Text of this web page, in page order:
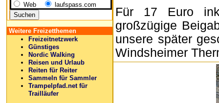
Web laufspass.com
Weitere Freizetthemen
Freizeitnetzwerk
Günstiges
Nordic Walking
Reisen und Urlaub
Reiten für Reiter
Sammeln für Sammler
Trampelpfad.net für
Trailläufer
Für 17 Euro
großzügige
unsere später
Windsheimer